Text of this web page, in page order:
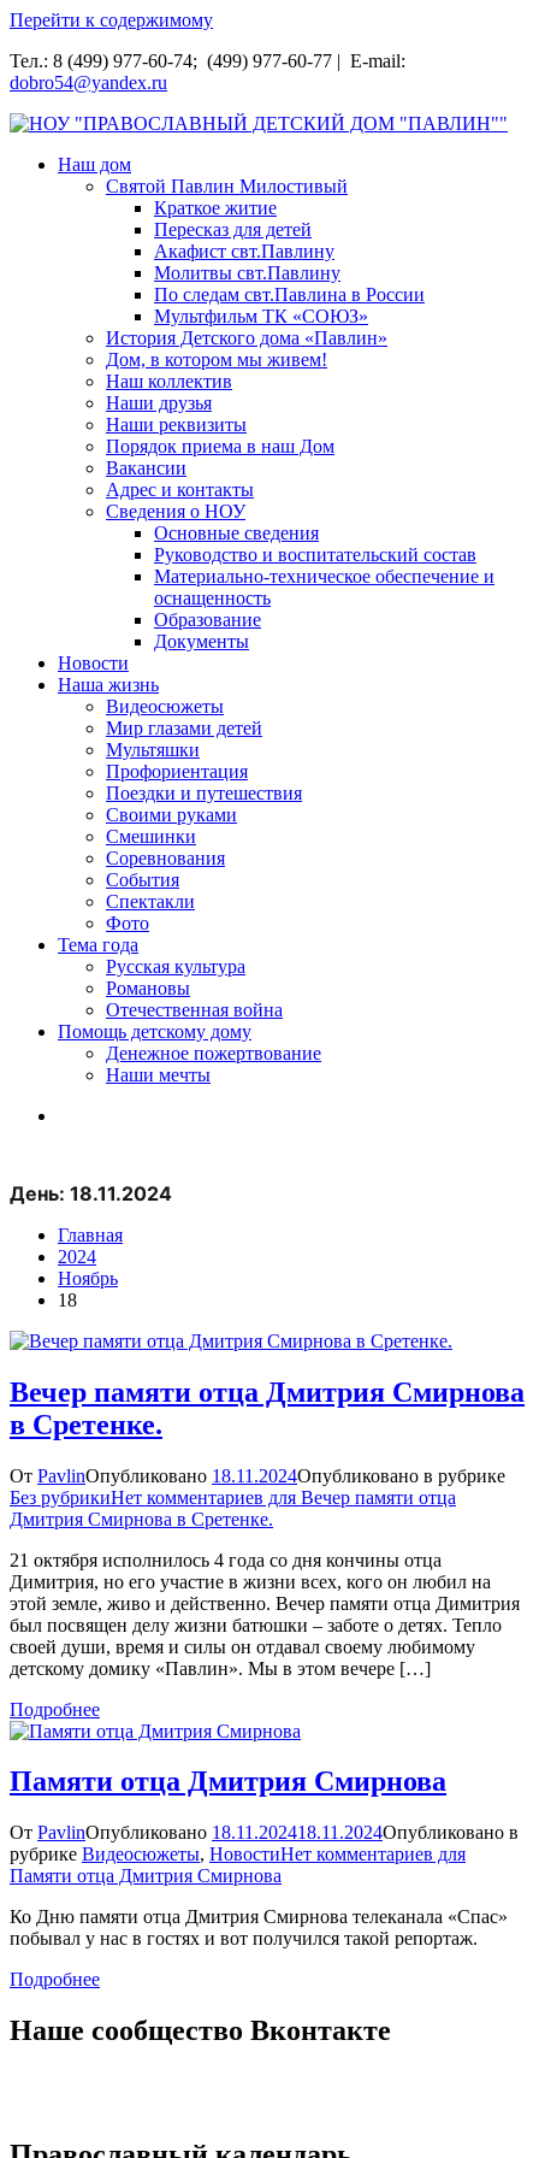
Перейти к содержимому
Тел.: 8 (499) 977-60-74; (499) 977-60-77 | E-mail:
dobro54@yandex.ru
НОУ "ПРАВОСЛАВНЫЙ ДЕТСКИЙ ДОМ "ПАВЛИН""
Наш дом
Святой Павлин Милостивый
Краткое житие
Пересказ для детей
Акафист свт.Павлину
Молитвы свт.Павлину
По следам свт.Павлина в России
Мультфильм ТК «СОЮЗ»
История Детского дома «Павлин»
Дом, в котором мы живем!
Наш коллектив
Наши друзья
Наши реквизиты
Порядок приема в наш Дом
Вакансии
Адрес и контакты
Сведения о НОУ
Основные сведения
Руководство и воспитательский состав
Материально-техническое обеспечение и
оснащенность
Образование
Документы
Новости
Наша жизнь
Видеосюжеты
Мир глазами детей
Мультяшки
Профориентация
Поездки и путешествия
Своими руками
Смешинки
Соревнования
События
Спектакли
Фото
Тема года
Русская культура
Романовы
Отечественная война
Помощь детскому дому
Денежное пожертвование
Наши мечты
День: 18.11.2024
Главная
2024
Ноябрь
18
Вечер памяти отца Дмитрия Смирнова
в Сретенке.
От PavlinОпубликовано 18.11.2024Опубликовано в рубрике
Без рубрикиНет комментариев для Вечер памяти отца
Дмитрия Смирнова в Сретенке.
21 октября исполнилось 4 года со дня кончины отца
Димитрия, но его участие в жизни всех, кого он любил на
этой земле, живо и действенно. Вечер памяти отца Димитрия
был посвящен делу жизни батюшки – заботе о детях. Тепло
своей души, время и силы он отдавал своему любимому
детскому домику «Павлин». Мы в этом вечере […]
Подробнее
Памяти отца Дмитрия Смирнова
От PavlinОпубликовано 18.11.202418.11.2024Опубликовано в
рубрике Видеосюжеты, НовостиНет комментариев для
Памяти отца Дмитрия Смирнова
Ко Дню памяти отца Дмитрия Смирнова телеканала «Спас»
побывал у нас в гостях и вот получился такой репортаж.
Подробнее
Наше сообщество Вконтакте